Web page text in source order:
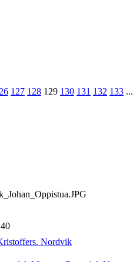
127 128 129 130 131 132 133 ...
Nordvik